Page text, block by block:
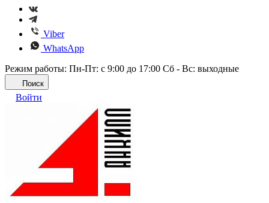
Viber
WhatsApp
Режим работы: Пн-Пт: с 9:00 до 17:00 Сб - Вс: выходные
Поиск
Войти